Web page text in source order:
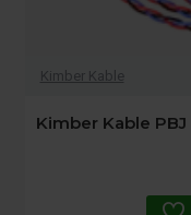
Kimber Kable
Kimber Kable PBJ